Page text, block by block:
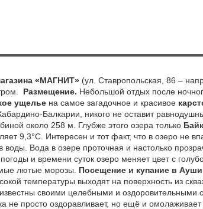
«МАГНИТ» (ул. Ставропольская, 86 –
Размещение. Небольшой отдых после
ущелье на самое загадочное и красивое
Балкарии, никого не оставит
около 258 м. Глубже этого озера только
9,3°С. Интересен и тот факт, что в озеро не
Вода в озере проточная и настолько
и времени суток озеро меняет цвет с
лютые морозы. Посещение и купание в
температуры выходят на поверхность из
своими целебными и оздоровительными
не просто оздоравливает, но ещё и омолаживает